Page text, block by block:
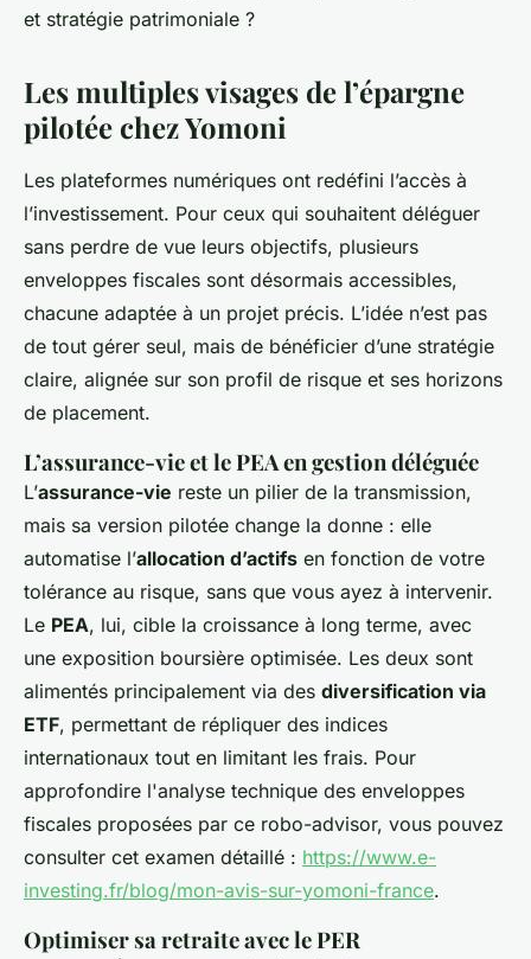
et stratégie patrimoniale ?
Les multiples visages de l’épargne
pilotée chez Yomoni
Les plateformes numériques ont redéfini l’accès à
l’investissement. Pour ceux qui souhaitent déléguer
sans perdre de vue leurs objectifs, plusieurs
enveloppes fiscales sont désormais accessibles,
chacune adaptée à un projet précis. L’idée n’est pas
de tout gérer seul, mais de bénéficier d’une stratégie
claire, alignée sur son profil de risque et ses horizons
de placement.
L’assurance-vie et le PEA en gestion déléguée
L’assurance-vie reste un pilier de la transmission,
mais sa version pilotée change la donne : elle
automatise l’allocation d’actifs en fonction de votre
tolérance au risque, sans que vous ayez à intervenir.
Le PEA, lui, cible la croissance à long terme, avec
une exposition boursière optimisée. Les deux sont
alimentés principalement via des diversification via
ETF, permettant de répliquer des indices
internationaux tout en limitant les frais. Pour
approfondire l'analyse technique des enveloppes
fiscales proposées par ce robo-advisor, vous pouvez
consulter cet examen détaillé : https://www.e-
investing.fr/blog/mon-avis-sur-yomoni-france.
Optimiser sa retraite avec le PER